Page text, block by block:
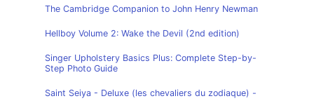
The Cambridge Companion to John Henry Newman
Hellboy Volume 2: Wake the Devil (2nd edition)
Singer Upholstery Basics Plus: Complete Step-by-
Step Photo Guide
Saint Seiya - Deluxe (les chevaliers du zodiaque) -